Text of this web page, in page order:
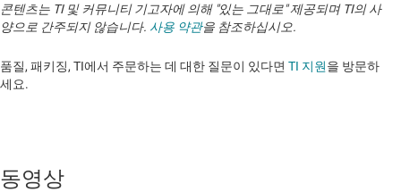
콘텐츠는 TI 및 커뮤니티 기고자에 의해 "있는 그대로" 제공되며 TI의 사
양으로 간주되지 않습니다. 사용 약관을 참조하십시오.
품질, 패키징, TI에서 주문하는 데 대한 질문이 있다면 TI 지원을 방문하
세요. ​​​​​​​​​​​​​​
동영상